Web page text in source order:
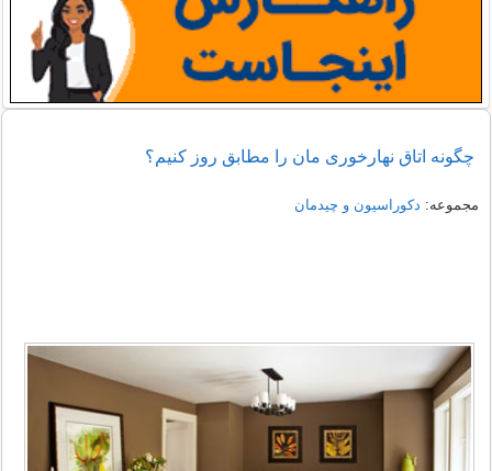
چگونه اتاق نهارخوری مان را مطابق روز کنیم؟
مجموعه: دکوراسیون و چیدمان